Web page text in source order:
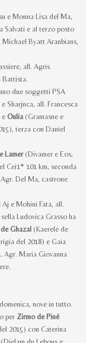
e Monna Lisa del Ma,
Salvati e al terzo posto
Michael Byatt Aranbians,
all. Agris
Battista.
due soggetti PSA
Sharjnca, all. Francesca
e Oulia (Gramasne e
terza con Daniel
Lamer (Divamer e Eos,
Cei1* 101 km, seconda
Del Ma, castrone
Aj e Mohini Fata, all.
Ludovica Grasso ha
Ghazal (Kaerele de
del 2018) e Gaia
Agr. Maria Giovanna
nove in tutto.
per Zirmo de Piné
2015) con Caterina